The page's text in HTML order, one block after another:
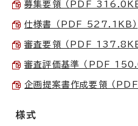
募集要領 （PDF 316.0KB
仕様書 （PDF 527.1KB）
審査要領 （PDF 137.8KB
審査評価基準 （PDF
企画提案書作成要領 （
様式